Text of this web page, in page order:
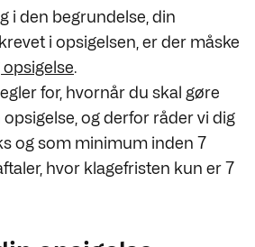
i den begrundelse, din
i opsigelsen, er der måske
opsigelse.
for, hvornår du skal gøre
og derfor råder vi dig
og som minimum inden 7
hvor klagefristen kun er 7